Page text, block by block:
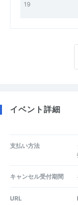
19
イベント詳細
支払い方法
キャンセル受付期間
URL